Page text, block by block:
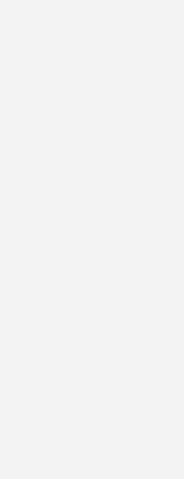
Plus um die neue
in Frankfurt
es sich nun auch
Druckleitungen bis zu
eine
aus Berlin
in R90.
Abschottung